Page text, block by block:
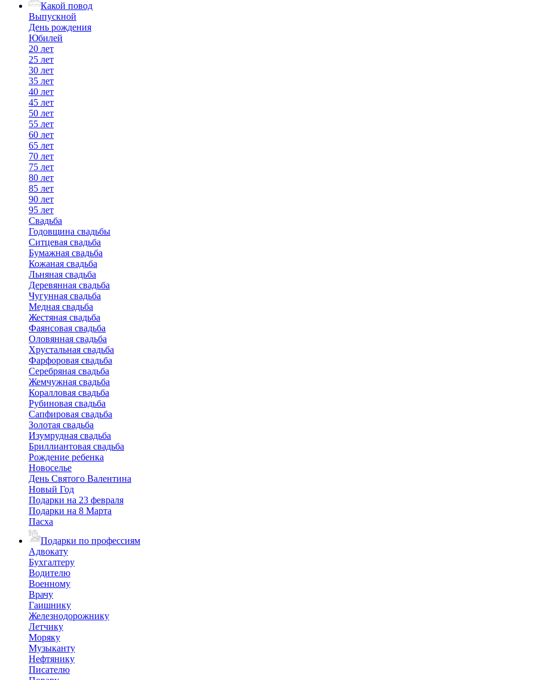
Какой повод
Выпускной
День рождения
Юбилей
20 лет
25 лет
30 лет
35 лет
40 лет
45 лет
50 лет
55 лет
60 лет
65 лет
70 лет
75 лет
80 лет
85 лет
90 лет
95 лет
Свадьба
Годовщина свадьбы
Ситцевая свадьба
Бумажная свадьба
Кожаная свадьба
Льняная свадьба
Деревянная свадьба
Чугунная свадьба
Медная свадьба
Жестяная свадьба
Фаянсовая свадьба
Оловянная свадьба
Хрустальная свадьба
Фарфоровая свадьба
Серебряная свадьба
Жемчужная свадьба
Коралловая свадьба
Рубиновая свадьба
Сапфировая свадьба
Золотая свадьба
Изумрудная свадьба
Бриллиантовая свадьба
Рождение ребенка
Новоселье
День Святого Валентина
Новый Год
Подарки на 23 февраля
Подарки на 8 Марта
Пасха
Подарки по профессиям
Адвокату
Бухгалтеру
Водителю
Военному
Врачу
Гаишнику
Железнодорожнику
Летчику
Моряку
Музыканту
Нефтянику
Писателю